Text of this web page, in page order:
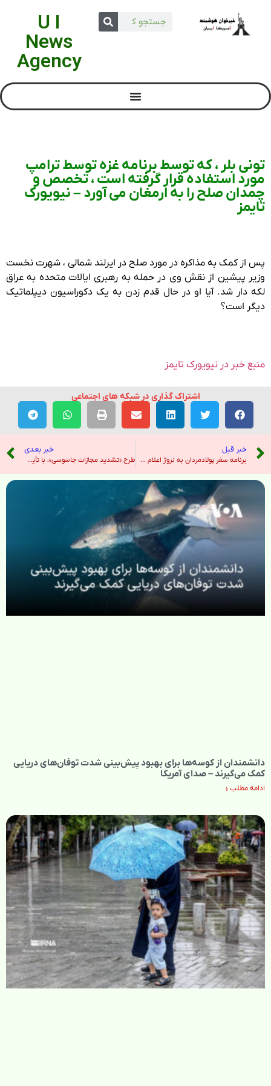
U I
News
Agency
تونی بلر ، که توسط برنامه غزه توسط ترامپ
مورد استفاده قرار گرفته است ، تخصص و
چمدان صلح را به ارمغان می آورد – نیویورک
تایمز
پس از کمک به مذاکره در مورد صلح در ایرلند شمالی ، شهرت نخست
وزیر پیشین از نقش وی در حمله به رهبری ایالات متحده به عراق
لکه دار شد. آیا او در حال قدم زدن به یک دکوراسیون دیپلماتیک
دیگر است؟
منبع خبر در نیویورک تایمز
اشتراک گذاری در شبکه های اجتماعی
خبر قبل
برنامه سفر پولادمردان به نروژ اعلام شد – خبرگزاری ایرنا
خبر بعدی
طرح «تشدید مجازات جاسوسی»، با تأیید شورای نگهبان، به قانون تبدیل شد – رادیو فردا
دانشمندان از کوسه‌ها برای بهبود پیش‌بینی شدت توفان‌های دریایی
کمک می‌گیرند – صدای آمریکا
ادامه مطلب »